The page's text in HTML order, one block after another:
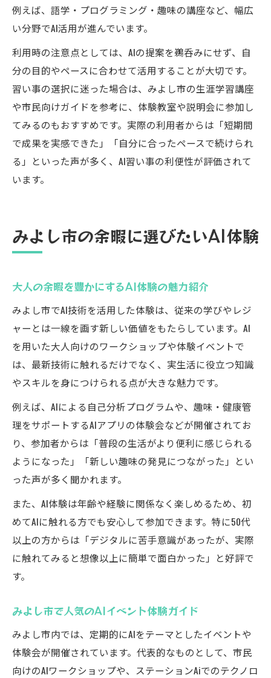
例えば、語学・プログラミング・趣味の講座など、幅広
い分野でAI活用が進んでいます。
利用時の注意点としては、AIの提案を鵜呑みにせず、自
分の目的やペースに合わせて活用することが大切です。
習い事の選択に迷った場合は、みよし市の生涯学習講座
や市民向けガイドを参考に、体験教室や説明会に参加し
てみるのもおすすめです。実際の利用者からは「短期間
で成果を実感できた」「自分に合ったペースで続けられ
る」といった声が多く、AI習い事の利便性が評価されて
います。
みよし市の余暇に選びたいAI体験
大人の余暇を豊かにするAI体験の魅力紹介
みよし市でAI技術を活用した体験は、従来の学びやレジ
ャーとは一線を画す新しい価値をもたらしています。AI
を用いた大人向けのワークショップや体験イベントで
は、最新技術に触れるだけでなく、実生活に役立つ知識
やスキルを身につけられる点が大きな魅力です。
例えば、AIによる自己分析プログラムや、趣味・健康管
理をサポートするAIアプリの体験会などが開催されてお
り、参加者からは「普段の生活がより便利に感じられる
ようになった」「新しい趣味の発見につながった」とい
った声が多く聞かれます。
また、AI体験は年齢や経験に関係なく楽しめるため、初
めてAIに触れる方でも安心して参加できます。特に50代
以上の方からは「デジタルに苦手意識があったが、実際
に触れてみると想像以上に簡単で面白かった」と好評で
す。
みよし市で人気のAIイベント体験ガイド
みよし市内では、定期的にAIをテーマとしたイベントや
体験会が開催されています。代表的なものとして、市民
向けのAIワークショップや、ステーションAiでのテクノロ